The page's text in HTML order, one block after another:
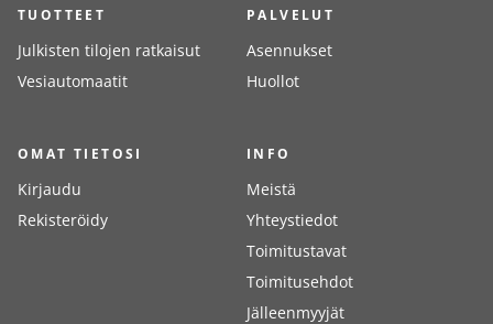
TUOTTEET
Julkisten tilojen ratkaisut
Vesiautomaatit
PALVELUT
Asennukset
Huollot
OMAT TIETOSI
Kirjaudu
Rekisteröidy
INFO
Meistä
Yhteystiedot
Toimitustavat
Toimitusehdot
Jälleenmyyjät